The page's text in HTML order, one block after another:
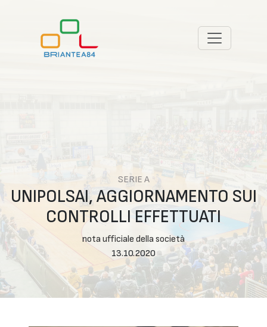
SERIE A
UNIPOLSAI, AGGIORNAMENTO SUI
CONTROLLI EFFETTUATI
nota ufficiale della società
13.10.2020